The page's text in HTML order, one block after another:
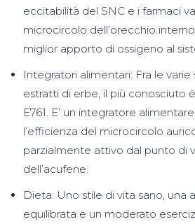
eccitabilità del SNC e i farmaci
microcircolo dell’orecchio
miglior apporto di ossigeno al
Integratori alimentari: Fra le
estratti di erbe, il più conosciuto
E761. E’ un integratore
l’efficienza del microcircolo
parzialmente attivo dal punto di
dell’acufene.
Dieta: Uno stile di vita sano, una
equilibrata e un moderato